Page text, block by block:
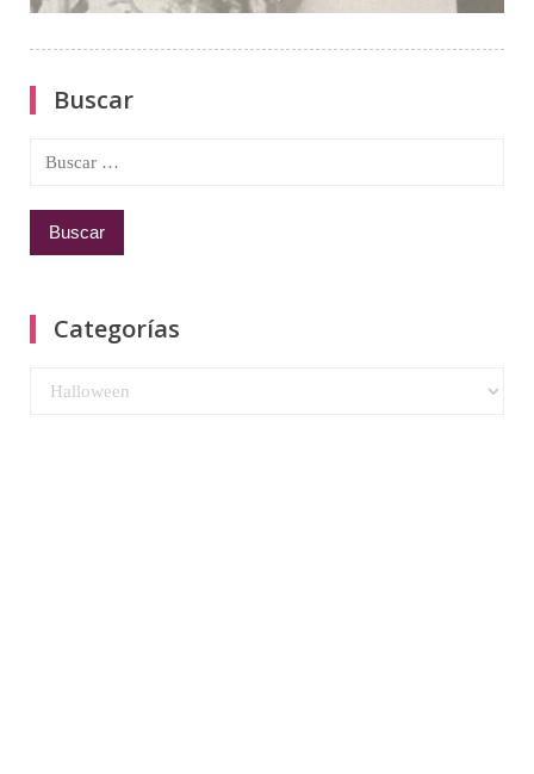
Buscar
Buscar:
Categorías
Categorías